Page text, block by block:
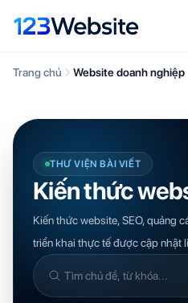
Trang chủ Website doanh nghiệp
THƯ VIỆN BÀI VIẾT
Kiến thức
Kiến thức website, SEO, quảng
triển khai thực tế được cập nhật
Tìm
trong